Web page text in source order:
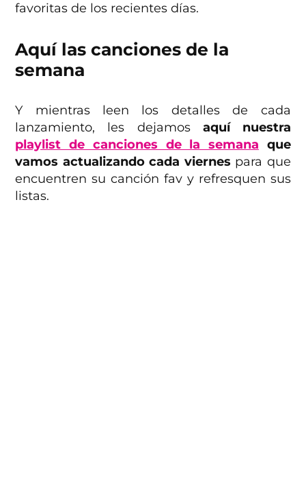
favoritas de los recientes días.
Aquí las canciones de la
semana
Y mientras leen los detalles de cada
lanzamiento, les dejamos aquí nuestra
playlist de canciones de la semana que
vamos actualizando cada viernes para que
encuentren su canción fav y refresquen sus
listas.